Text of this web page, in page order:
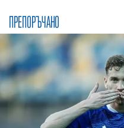
ПРЕПОРЪЧАНО